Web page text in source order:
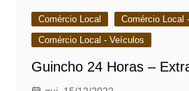
Comércio Local
Comércio Local
Comércio Local - Veículos
Guincho 24 Horas –